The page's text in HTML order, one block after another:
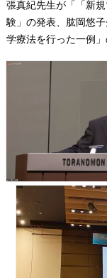
張真紀先生が「「新
験」の発表、肱岡悠
学療法を行った一例」